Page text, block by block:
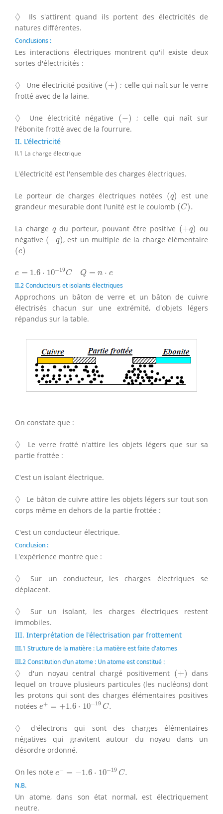
◊
◊
Ils s'attirent quand ils portent des électricités de
natures différentes.
Conclusions :
Les interactions électriques montrent qu'il existe deux
sortes d'électricités :
◊
◊ Une électricité positive (+)
(+
; celle qui naît sur le verre
frotté avec de la laine.
◊
◊ Une électricité négative (−)
(−
; celle qui naît sur
l'ébonite frotté avec de la fourrure.
II. L'électricité
II.1 La charge électrique
L'électricité est l'ensemble des charges électriques.
Le porteur de charges électriques notées (q)
(q ) est une
grandeur mesurable dont l'unité est le coulomb (C).
(C).
La charge q
qdu porteur, pouvant être positive (+q)
(+ ) ou
négative (−q)
(−q) , est un multiple de la charge élémentaire
(e)
(e)
e = 1.6 ⋅ 10−19C Q = n ⋅ e
1.6⋅ 10−19CQ n
II.2 Conducteurs et isolants électriques
Approchons un bâton de verre et un bâton de cuivre
électrisés chacun sur une extrémité, d'objets légers
répandus sur la table.
On constate que :
◊
◊
Le verre frotté n'attire les objets légers que sur sa
partie frottée :
C'est un isolant électrique.
◊
◊
Le bâton de cuivre attire les objets légers sur tout son
corps même en dehors de la partie frottée :
C'est un conducteur électrique.
Conclusion :
L'expérience montre que :
◊
◊
Sur un conducteur, les charges électriques se
déplacent.
◊
◊
Sur un isolant, les charges électriques restent
immobiles.
III. Interprétation de l'électrisation par frottement
III.1 Structure de la matière : La matière est faite d'atomes
III.2 Constitution d’un atome : Un atome est constitué :
◊
◊ d'un noyau central chargé positivement (+)
(+
dans
lequel on trouve plusieurs particules (les nucléons) dont
les protons qui sont des charges élémentaires positives
notées e+ = +1.6 ⋅ 10−19 C.
e+= +1.6⋅10−19C.
◊
◊
d'électrons qui sont des charges élémentaires
négatives qui gravitent autour du noyau dans un
désordre ordonné.
On les note e− = −1.6 ⋅ 10−19 C.
1.6 ⋅10 −19C .
N.B.
Un atome, dans son état normal, est électriquement
neutre.